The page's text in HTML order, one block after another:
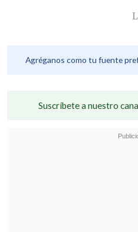
Agréganos como tu fuente
Suscríbete a nuestro